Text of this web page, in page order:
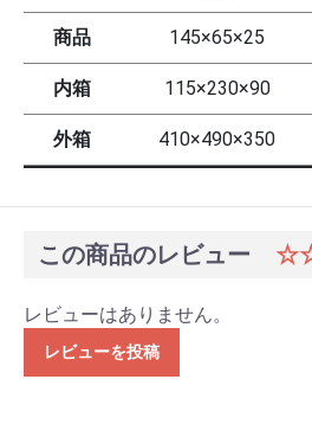
商品 145×65×25
内箱 115×230×90
外箱 410×490×350
この商品のレビュー
レビューはありません。
レビューを投稿